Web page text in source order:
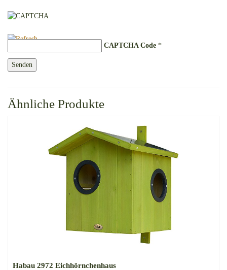
CAPTCHA Code *
Ähnliche Produkte
Habau 2972 Eichhörnchenhaus